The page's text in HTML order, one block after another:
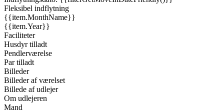
Fleksibel indflytning
{{item.MonthName}}
{{item.Year}}
Faciliteter
Husdyr tilladt
Pendlerværelse
Par tilladt
Billeder
Billeder af værelset
Billede af udlejer
Om udlejeren
Mand